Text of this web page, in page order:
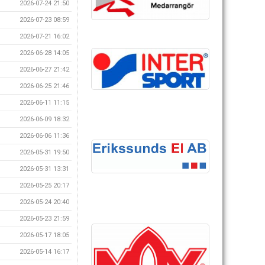
2026-07-24 21:50
2026-07-23 08:59
2026-07-21 16:02
2026-06-28 14:05
2026-06-27 21:42
2026-06-25 21:46
2026-06-11 11:15
2026-06-09 18:32
2026-06-06 11:36
2026-05-31 19:50
2026-05-31 13:31
2026-05-25 20:17
2026-05-24 20:40
2026-05-23 21:59
2026-05-17 18:05
2026-05-14 16:17